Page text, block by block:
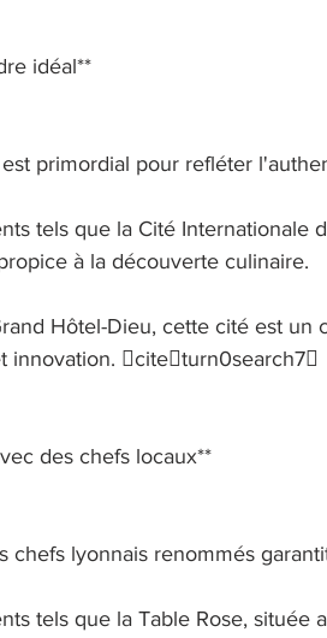
idéal**
primordial pour refléter
tels que la Cité Internationale
à la découverte culinaire.
Hôtel-Dieu, cette cité est
innovation. citeturn0search7
des chefs locaux**
chefs lyonnais renommés
tels que la Table Rose,